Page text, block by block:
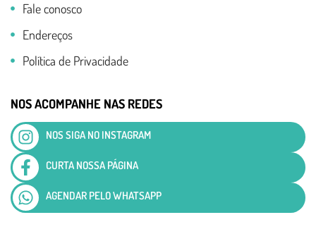
Fale conosco
Endereços
Política de Privacidade
NOS ACOMPANHE NAS REDES
NOS SIGA NO INSTAGRAM
CURTA NOSSA PÁGINA
AGENDAR PELO WHATSAPP